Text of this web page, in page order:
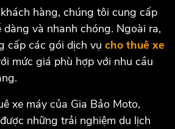
hàng, chúng tôi cung cấp
và nhanh chóng. Ngoài ra,
cấp các gói dịch vụ cho thuê xe
mức giá phù hợp với nhu cầu
xe máy của Gia Bảo Moto,
những trải nghiệm du lịch